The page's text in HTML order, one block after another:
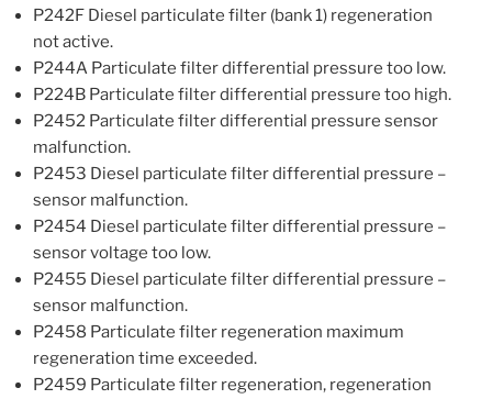
P242F Diesel particulate filter (bank 1) regeneration
not active.
P244A Particulate filter differential pressure too low.
P224B Particulate filter differential pressure too high.
P2452 Particulate filter differential pressure sensor
malfunction.
P2453 Diesel particulate filter differential pressure –
sensor malfunction.
P2454 Diesel particulate filter differential pressure –
sensor voltage too low.
P2455 Diesel particulate filter differential pressure –
sensor malfunction.
P2458 Particulate filter regeneration maximum
regeneration time exceeded.
P2459 Particulate filter regeneration, regeneration